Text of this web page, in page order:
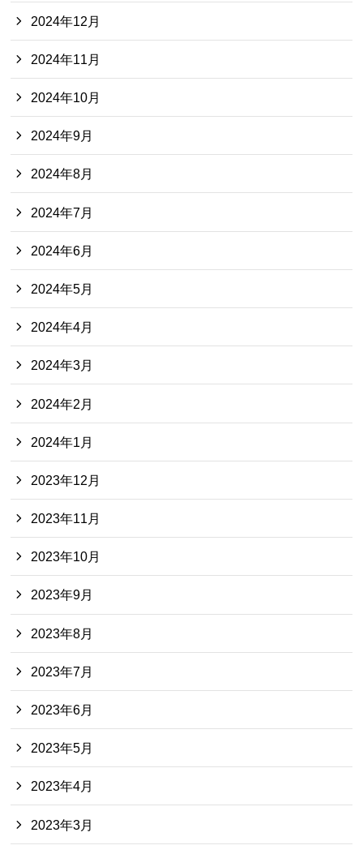
2024年12月
2024年11月
2024年10月
2024年9月
2024年8月
2024年7月
2024年6月
2024年5月
2024年4月
2024年3月
2024年2月
2024年1月
2023年12月
2023年11月
2023年10月
2023年9月
2023年8月
2023年7月
2023年6月
2023年5月
2023年4月
2023年3月